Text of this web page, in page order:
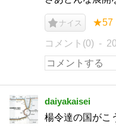
ナイス ★57
コメント(0)
daiyakaisei
楊令達の国がこ